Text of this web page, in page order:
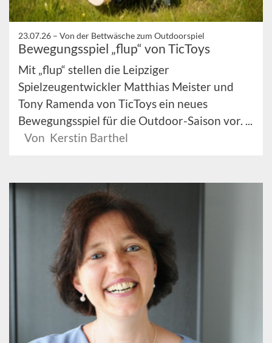
23.07.26 – Von der Bettwäsche zum Outdoorspiel
Bewegungsspiel „flup“ von TicToys
Mit „flup“ stellen die Leipziger
Spielzeugentwickler Matthias Meister und
Tony Ramenda von TicToys ein neues
Bewegungsspiel für die Outdoor-Saison vor. ...
Von Kerstin Barthel